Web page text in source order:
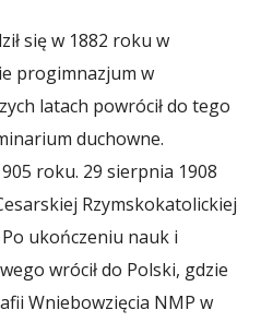
się w 1882 roku w
progimnazjum w
latach powrócił do tego
duchowne.
roku. 29 sierpnia 1908
Rzymskokatolickiej
ukończeniu nauk i
wrócił do Polski, gdzie
Wniebowzięcia NMP w